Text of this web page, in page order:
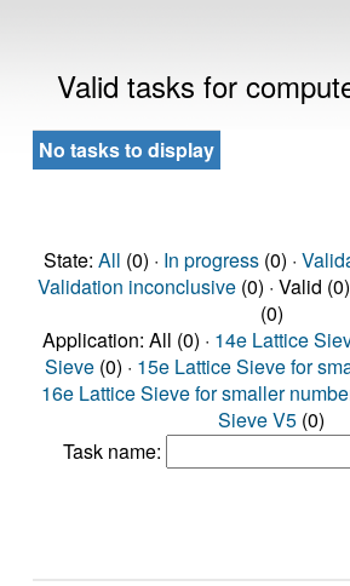
Valid tasks for
No tasks to display
State: All (0) · In progress(0) ·
Validation inconclusive(0) · Valid (0)
(0)
Application: All (0) · 14e Lattice
Sieve (0) · 15e Lattice Sieve for
16e Lattice Sieve for smaller
Sieve V5 (0)
Task name: